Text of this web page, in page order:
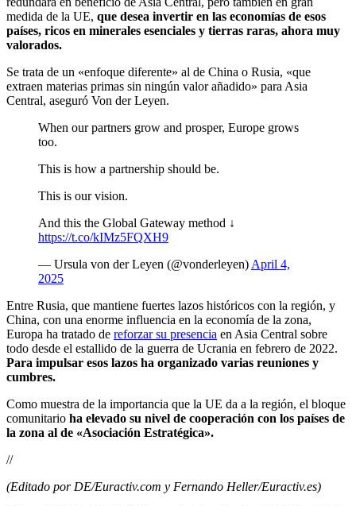
medida de la UE, que desea invertir en las economías de esos
países, ricos en minerales esenciales y tierras raras, ahora muy
valorados.
Se trata de un «enfoque diferente» al de China o Rusia, «que
extraen materias primas sin ningún valor añadido» para Asia
Central, aseguró Von der Leyen.
When our partners grow and prosper, Europe grows
too.
This is how a partnership should be.
This is our vision.
And this the Global Gateway method ↓
https://t.co/kIMz5FQXH9
— Ursula von der Leyen (@vonderleyen) April 4,
2025
Entre Rusia, que mantiene fuertes lazos históricos con la región, y
China, con una enorme influencia en la economía de la zona,
Europa ha tratado de reforzar su presencia en Asia Central sobre
todo desde el estallido de la guerra de Ucrania en febrero de 2022.
Para impulsar esos lazos ha organizado varias reuniones y
cumbres.
Como muestra de la importancia que la UE da a la región, el bloque
comunitario ha elevado su nivel de cooperación con los países de
la zona al de «Asociación Estratégica».
//
(Editado por DE/Euractiv.com y Fernando Heller/Euractiv.es)